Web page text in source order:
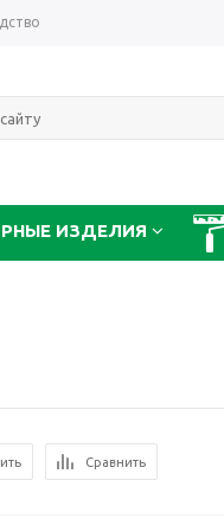
ИЗДЕЛИЯ
Сравнить